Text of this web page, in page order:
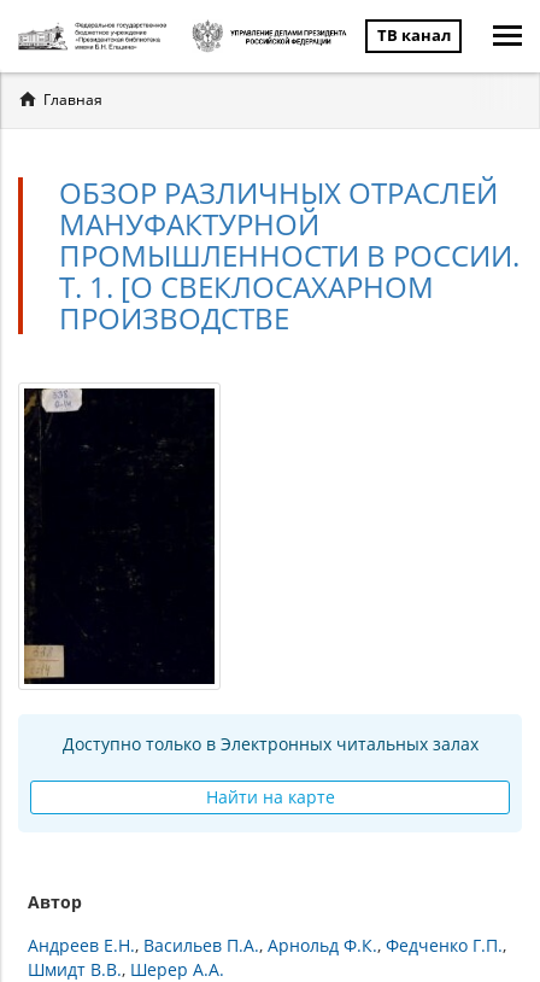
ТВ канал
Вы
здесь
Главная
ОБЗОР РАЗЛИЧНЫХ ОТРАСЛЕЙ
МАНУФАКТУРНОЙ
ПРОМЫШЛЕННОСТИ В РОССИИ.
Т. 1. [О СВЕКЛОСАХАРНОМ
ПРОИЗВОДСТВЕ
Доступно только в Электронных читальных залах
Найти на карте
Автор
Андреев Е.Н. Васильев П.А. Арнольд Ф.К. Федченко Г.П.
Шмидт В.В. Шерер А.А.